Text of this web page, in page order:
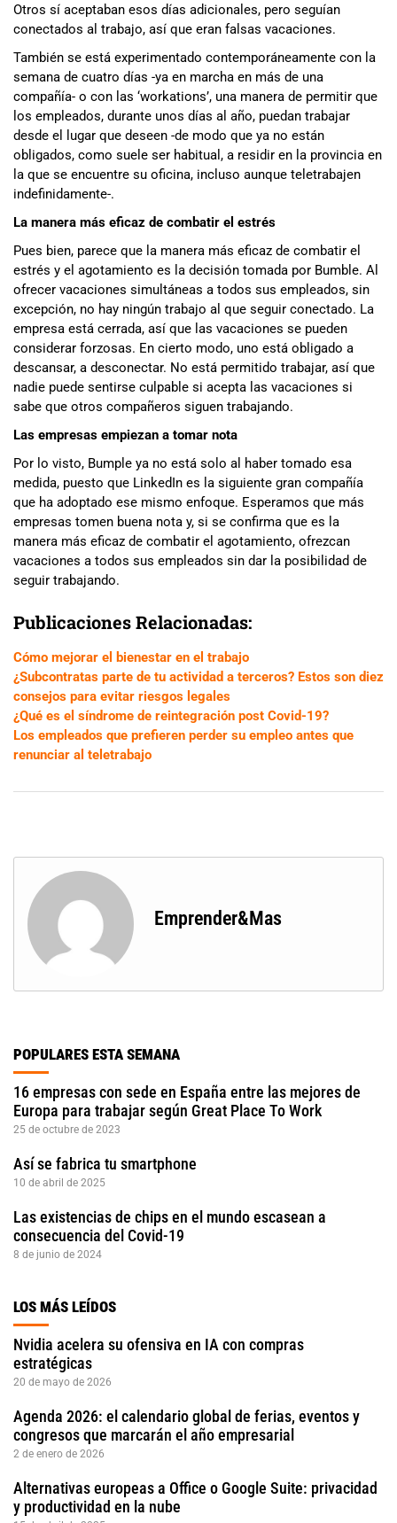
Otros sí aceptaban esos días adicionales, pero seguían
conectados al trabajo, así que eran falsas vacaciones.
También se está experimentado contemporáneamente con la
semana de cuatro días -ya en marcha en más de una
compañía- o con las ‘workations’, una manera de permitir que
los empleados, durante unos días al año, puedan trabajar
desde el lugar que deseen -de modo que ya no están
obligados, como suele ser habitual, a residir en la provincia en
la que se encuentre su oficina, incluso aunque teletrabajen
indefinidamente-.
La manera más eficaz de combatir el estrés
Pues bien, parece que la manera más eficaz de combatir el
estrés y el agotamiento es la decisión tomada por Bumble. Al
ofrecer vacaciones simultáneas a todos sus empleados, sin
excepción, no hay ningún trabajo al que seguir conectado. La
empresa está cerrada, así que las vacaciones se pueden
considerar forzosas. En cierto modo, uno está obligado a
descansar, a desconectar. No está permitido trabajar, así que
nadie puede sentirse culpable si acepta las vacaciones si
sabe que otros compañeros siguen trabajando.
Las empresas empiezan a tomar nota
Por lo visto, Bumple ya no está solo al haber tomado esa
medida, puesto que LinkedIn es la siguiente gran compañía
que ha adoptado ese mismo enfoque. Esperamos que más
empresas tomen buena nota y, si se confirma que es la
manera más eficaz de combatir el agotamiento, ofrezcan
vacaciones a todos sus empleados sin dar la posibilidad de
seguir trabajando.
Publicaciones Relacionadas:
Cómo mejorar el bienestar en el trabajo
¿Subcontratas parte de tu actividad a terceros? Estos son diez
consejos para evitar riesgos legales
¿Qué es el síndrome de reintegración post Covid-19?
Los empleados que prefieren perder su empleo antes que
renunciar al teletrabajo
Emprender&Mas
POPULARES ESTA SEMANA
16 empresas con sede en España entre las mejores de
Europa para trabajar según Great Place To Work
25 de octubre de 2023
Así se fabrica tu smartphone
10 de abril de 2025
Las existencias de chips en el mundo escasean a
consecuencia del Covid-19
8 de junio de 2024
LOS MÁS LEÍDOS
Nvidia acelera su ofensiva en IA con compras
estratégicas
20 de mayo de 2026
Agenda 2026: el calendario global de ferias, eventos y
congresos que marcarán el año empresarial
2 de enero de 2026
Alternativas europeas a Office o Google Suite: privacidad
y productividad en la nube